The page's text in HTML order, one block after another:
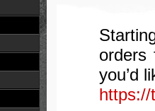
you’d
https://